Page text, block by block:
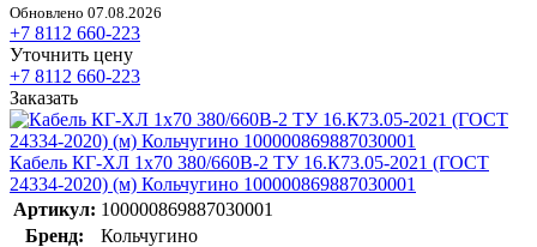
Обновлено 07.08.2026
+7 8112 660-223
Уточнить цену
+7 8112 660-223
Заказать
Кабель КГ-ХЛ 1х70 380/660В-2 ТУ 16.К73.05-2021 (ГОСТ
24334-2020) (м) Кольчугино 100000869887030001
Артикул: 100000869887030001
Бренд:
Кольчугино